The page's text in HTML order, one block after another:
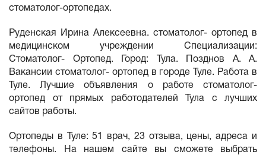
стоматолог-ортопедах.
Руденская Ирина Алексеевна. стоматолог- ортопед в
медицинском учреждении Специализации:
Стоматолог- Ортопед. Город: Тула. Позднов А. А.
Вакансии стоматолог- ортопед в городе Туле. Работа в
Туле. Лучшие объявления о работе стоматолог-
ортопед от прямых работодателей Тула с лучших
сайтов работы.
Ортопеды в Туле: 51 врач, 23 отзыва, цены, адреса и
телефоны. На нашем сайте вы сможете выбрать